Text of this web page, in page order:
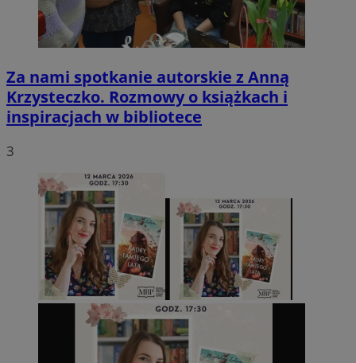
Za nami spotkanie autorskie z Anną
Krzysteczko. Rozmowy o książkach i
inspiracjach w bibliotece
3